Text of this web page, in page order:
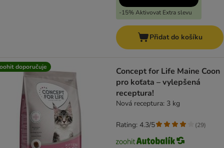
-15% Aktivovat Extra slevu
Přidat do košíku
doporučuje
Concept for Life Maine Coon
pro koťata – vylepšená
receptura!
Nová receptura: 3 kg
Rating: 4.3/5 (29)